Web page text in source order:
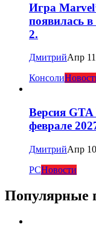
Игра
появилась
2.
ДмитрийАпр
Консоли
Версия
феврале
ДмитрийАпр
PCНовости
Популярные